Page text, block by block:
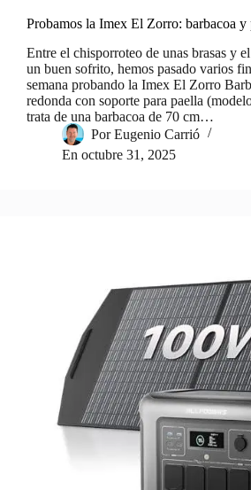
Probamos la Imex El Zorro: barbacoa y
Entre el chisporroteo de unas brasas y
un buen sofrito, hemos pasado varios
semana probando la Imex El Zorro
redonda con soporte para paella
trata de una barbacoa de 70 cm…
Por Eugenio Carrió
En octubre 31, 2025